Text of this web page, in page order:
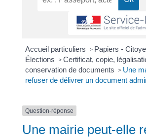
Accueil particuliers > Papiers -
Élections > Certificat, copie,
conservation de documents > Une
refuser de délivrer un document
Question-réponse
Une mairie peut-elle